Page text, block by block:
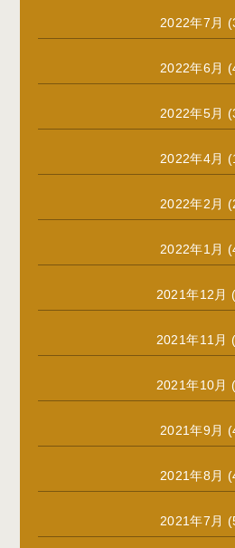
2022年7月
2022年6月
2022年5月
2022年4月
2022年2月
2022年1月
2021年12月
2021年11月
2021年10月
2021年9月
2021年8月
2021年7月